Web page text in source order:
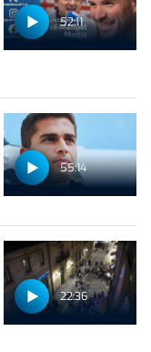
52:11
55:14
22:36